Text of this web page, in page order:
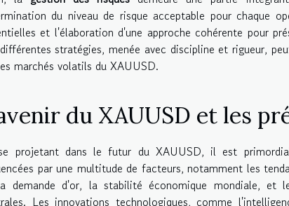
du niveau de risque acceptable pour chaque
et l'élaboration d'une approche cohérente pour
stratégies, menée avec discipline et rigueur,
marchés volatils du XAUUSD.
du XAUUSD et les
projetant dans le futur du XAUUSD, il est
par une multitude de facteurs, notamment les
demande d'or, la stabilité économique mondiale, et
Les innovations technologiques, comme